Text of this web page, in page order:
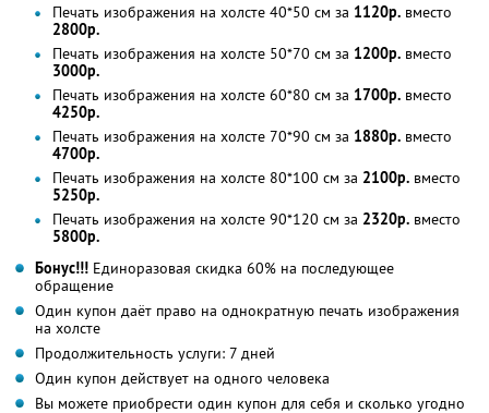
Печать изображения на холсте 40*50 см за 1120р. вместо
2800р.
Печать изображения на холсте 50*70 см за 1200р. вместо
3000р.
Печать изображения на холсте 60*80 см за 1700р. вместо
4250р.
Печать изображения на холсте 70*90 см за 1880р. вместо
4700р.
Печать изображения на холсте 80*100 см за 2100р. вместо
5250р.
Печать изображения на холсте 90*120 см за 2320р. вместо
5800р.
Бонус!!! Единоразовая скидка 60% на последующее
обращение
Один купон даёт право на однократную печать изображения
на холсте
Продолжительность услуги: 7 дней
Один купон действует на одного человека
Вы можете приобрести один купон для себя и сколько угодно